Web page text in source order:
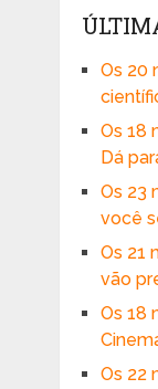
Os 20
Os 18
Dá
Os 23
você
Os 21
vão
Os 18
Os 22